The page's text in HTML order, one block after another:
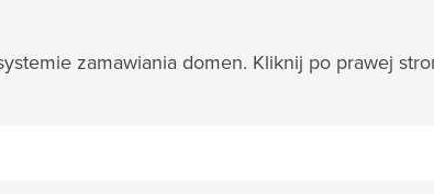
zamawiania domen. Kliknij po prawej